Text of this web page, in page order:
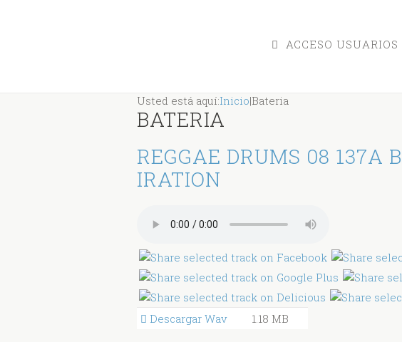
ACCESO USUARIOS
Usted está aquí:Inicio|Bateria
BATERIA
REGGAE DRUMS 08 137A
IRATION
Descargar Wav 1.18 MB